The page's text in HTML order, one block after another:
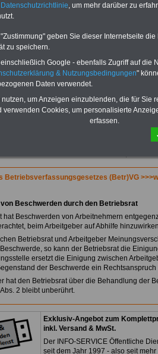
Das
sowie
Bezüge
Bund,
Betriebsverfassungsgesetzes (Betr)VG
Beschwerden durch den Betriebsrat
hat Beschwerden von Arbeitnehmern
beim Arbeitgeber auf Abhilfe
Betriebsrat und Arbeitgeber
so kann der Betriebsrat die
ersetzt die Einigung zwischen
der Beschwerde ein Rechtsanspruch
hat den Betriebsrat über die Behandlung der
2 bleibt unberührt.
Exklusiv-Angebot zum
inkl. Versand & MwSt.
Der INFO-SERVICE Öffentliche
seit dem Jahr 1997 - also seit
Datenschutzrichtlinie, um mehr darüber zu
geben Sie dieser Internetseite
zu speichern.
Google - ebenfalls Zugriff auf die
& Nutzungsbedingungen"
Daten verwendet.
um Anzeigen einzublenden, die für Sie
verwenden Cookies, um personalisierte
erfassen.